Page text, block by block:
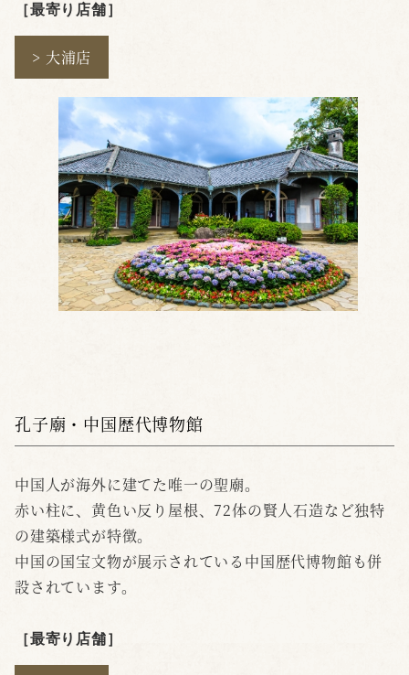
［最寄り店舗］
> 大浦店
孔子廟・中国歴代博物館
中国人が海外に建てた唯一の聖廟。
赤い柱に、黄色い反り屋根、72体の賢人石造など独特
の建築様式が特徴。
中国の国宝文物が展示されている中国歴代博物館も併
設されています。
［最寄り店舗］